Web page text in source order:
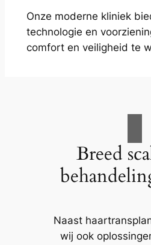
Onze moderne kliniek
technologie en
comfort en veiligheid te
Breed
Naast
wij ook